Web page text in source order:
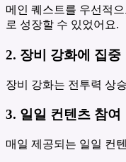
메인 퀘스트를 우선적
로 성장할 수 있었어요.
2. 장비 강화에 집중
장비 강화는 전투력 상
3. 일일 컨텐츠 참여
매일 제공되는 일일 컨